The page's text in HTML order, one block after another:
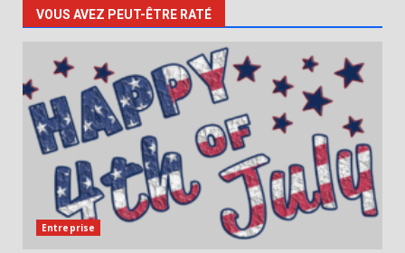
VOUS AVEZ PEUT-ÊTRE RATÉ
Entreprise